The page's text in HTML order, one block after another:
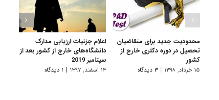
محدودیت جدید برای متقاضیان
تحصیل در دوره دکتری خارج از
کشور
۱۵ خرداد, ۱۳۹۸ | ۳ دیدگاه
اعلام جزئیات ارزیابی مدارک
دانشگاه‌های خارج از کشور بعد از
سپتامبر 2019
۱۳ اسفند, ۱۳۹۷ | ۱ دیدگاه